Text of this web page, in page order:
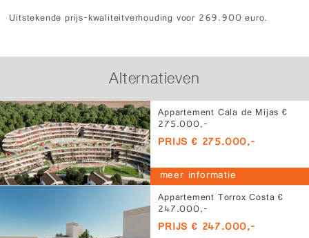
Uitstekende prijs-kwaliteitverhouding voor 269.900 euro.
Alternatieven
Appartement Cala de Mijas €
275.000,-
PRIJS € 275.000,-
meer informatie
Appartement Torrox Costa €
247.000,-
PRIJS € 247.000,-